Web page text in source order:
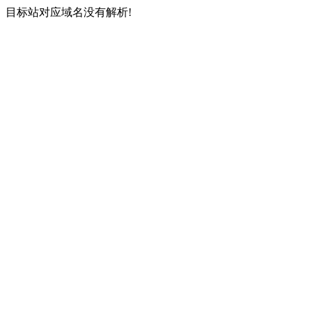
目标站对应域名没有解析!